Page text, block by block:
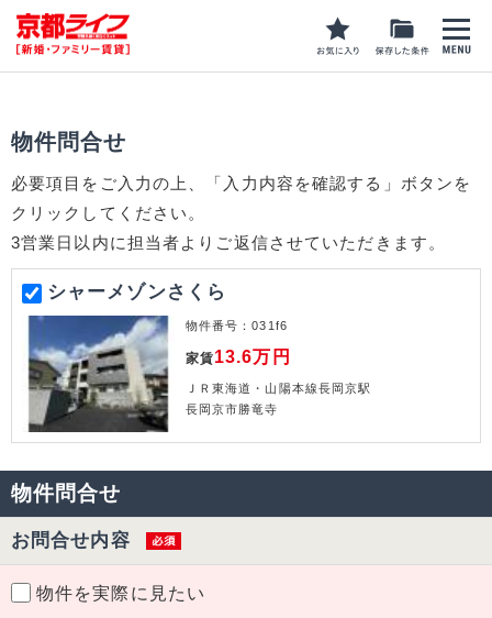
物件問合せ
必要項目をご入力の上、「入力内容を確認する」ボタンを
クリックしてください。
3営業日以内に担当者よりご返信させていただきます。
シャーメゾンさくら
物件番号：031f6
家賃13.6万円
ＪＲ東海道・山陽本線長岡京駅
長岡京市勝竜寺
物件問合せ
お問合せ内容
物件を実際に見たい